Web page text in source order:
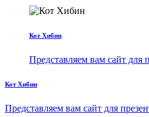
Кот Хибин
Представляем вам сайт
Кот Хибин
Представляем вам сайт для